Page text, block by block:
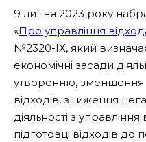
9 липня 2023 року
«Про управління
№2320-IX, який визначає
економічні засади
утворенню, зменшення
відходів, зниження
діяльності з
підготовці відходів